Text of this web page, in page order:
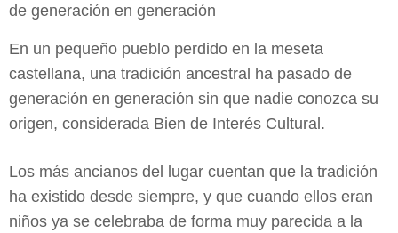
de generación en generación
En un pequeño pueblo perdido en la meseta
castellana, una tradición ancestral ha pasado de
generación en generación sin que nadie conozca su
origen, considerada Bien de Interés Cultural.
Los más ancianos del lugar cuentan que la tradición
ha existido desde siempre, y que cuando ellos eran
niños ya se celebraba de forma muy parecida a la